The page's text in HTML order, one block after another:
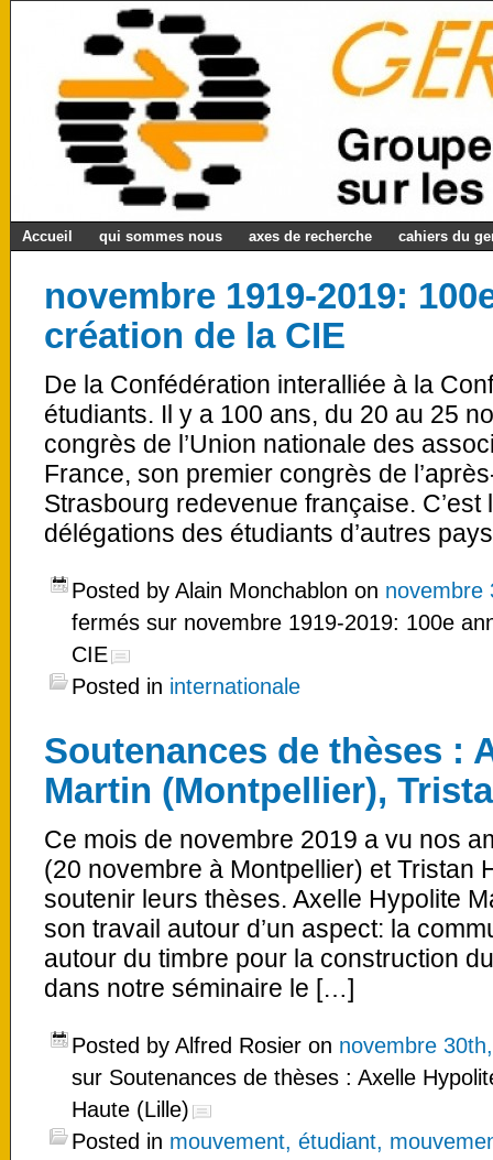
Accueil qui sommes nous axes de recherche cahiers du
novembre 1919-2019:
création de la CIE
De la Confédération interalliée à la
étudiants. Il y a 100 ans, du 20 au 25
congrès de l’Union nationale des
France, son premier congrès de
Strasbourg redevenue française. C’est
délégations des étudiants d’autres
Posted by Alain Monchablon on novembre
fermés sur novembre 1919-2019: 100e
CIE
Posted in internationale
Soutenances de thèses :
Martin (Montpellier),
Ce mois de novembre 2019 a vu nos
(20 novembre à Montpellier) et Tristan
soutenir leurs thèses. Axelle Hypolite
son travail autour d’un aspect: la
autour du timbre pour la construction
dans notre séminaire le […]
Posted by Alfred Rosier on novembre
sur Soutenances de thèses : Axelle
Haute (Lille)
Posted in mouvement, étudiant,